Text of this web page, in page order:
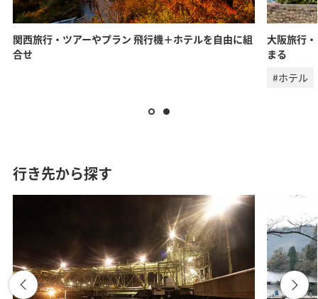
関西旅行・ツアーやプラン 飛行機＋ホテルを自由に組
合せ
大阪旅行
まる
#ホテル
行き先から探す